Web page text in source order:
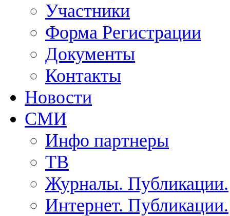
Участники
Форма Регистрации
Документы
Контакты
Новости
СМИ
Инфо партнеры
ТВ
Журналы. Публикации.
Интернет. Публикации.